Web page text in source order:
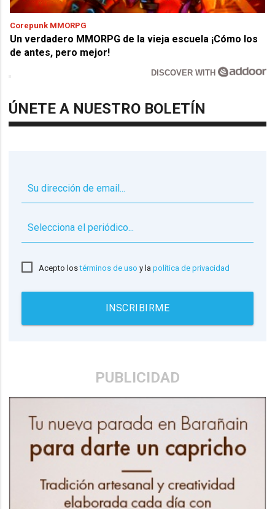
Corepunk MMORPG
Un verdadero MMORPG de la vieja escuela ¡Cómo los
de antes, pero mejor!
DISCOVER WITH
ÚNETE A NUESTRO BOLETÍN
Acepto lostérminos de uso y lapolítica de privacidad
INSCRIBIRME
PUBLICIDAD